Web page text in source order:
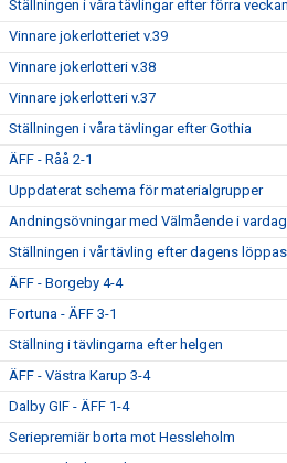
Ställningen i våra tävlingar efter förra
Vinnare jokerlotteriet v.39
Vinnare jokerlotteri v.38
Vinnare jokerlotteri v.37
Ställningen i våra tävlingar efter Gothia
ÄFF - Råå 2-1
Uppdaterat schema för materialgrupper
Andningsövningar med Välmående i
Ställningen i vår tävling efter dagens
ÄFF - Borgeby 4-4
Fortuna - ÄFF 3-1
Ställning i tävlingarna efter helgen
ÄFF - Västra Karup 3-4
Dalby GIF - ÄFF 1-4
Seriepremiär borta mot Hessleholm